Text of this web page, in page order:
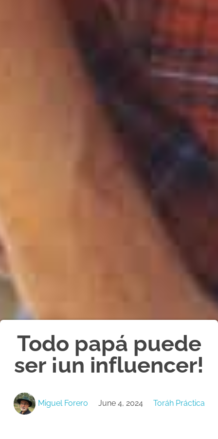
Todo papá puede
ser ¡un influencer!
Miguel Forero June 4, 2024 Toráh Práctica